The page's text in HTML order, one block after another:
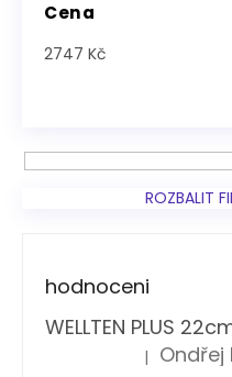
Cena
2747 Kč
ROZBALIT
hodnoceni
WELLTEN PLUS
Hodnocení produktu je
| Ondřej